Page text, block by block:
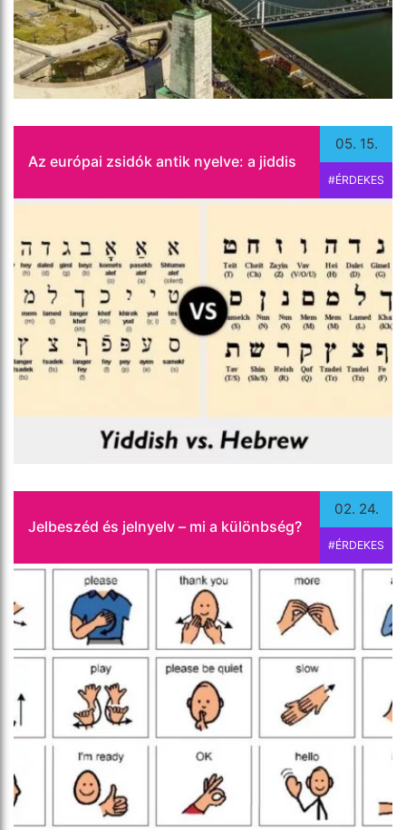
Az európai zsidók antik nyelve: a jiddis
05. 15.
#ÉRDEKES
khaver és meloche) kerültek át a magyar nyelvbe.
Lássuk, mit örököltünk még a jiddisből!
Tovább olvasom
Jelbeszéd és jelnyelv – mi a különbség?
02. 24.
#ÉRDEKES
Jelbeszéd és jelnyelv. Melyik mit jelent? Van-e
egyáltalán különbség? Akik jelelnek, mind megértik
egymást?